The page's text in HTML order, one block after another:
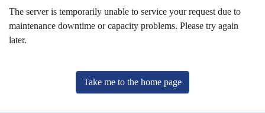
The server is temporarily unable to service your request due to
maintenance downtime or capacity problems. Please try again
later.
Take me to the home page